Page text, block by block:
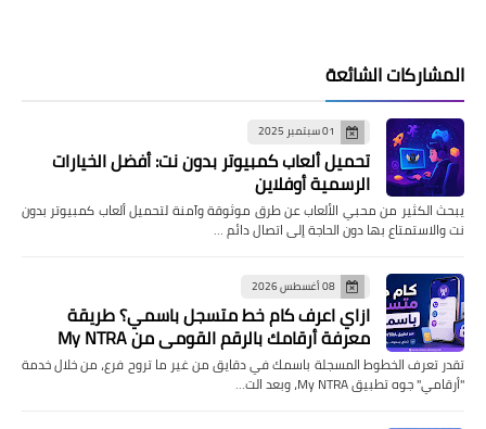
المشاركات الشائعة
01 سبتمبر 2025
تحميل ألعاب كمبيوتر بدون نت: أفضل الخيارات
الرسمية أوفلاين
يبحث الكثير من محبي الألعاب عن طرق موثوقة وآمنة لتحميل ألعاب كمبيوتر بدون
نت والاستمتاع بها دون الحاجة إلى اتصال دائم …
08 أغسطس 2026
ازاي اعرف كام خط متسجل باسمي؟ طريقة
معرفة أرقامك بالرقم القومي من My NTRA
تقدر تعرف الخطوط المسجلة باسمك في دقايق من غير ما تروح فرع، من خلال خدمة
"أرقامي" جوه تطبيق My NTRA، وبعد الت…